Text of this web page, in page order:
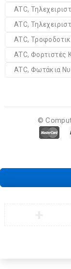
ATC,
ATC,
ATC,
ATC, Φορτιστές
ATC, Φωτάκια
©